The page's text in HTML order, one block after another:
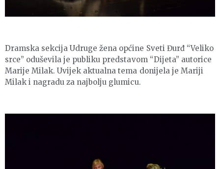
Dramska sekcija Udruge žena općine Sveti Đurđ “Veliko
srce” oduševila je publiku predstavom “Dijeta” autorice
Marije Milak. Uvijek aktualna tema donijela je Mariji
Milak i nagradu za najbolju glumicu.